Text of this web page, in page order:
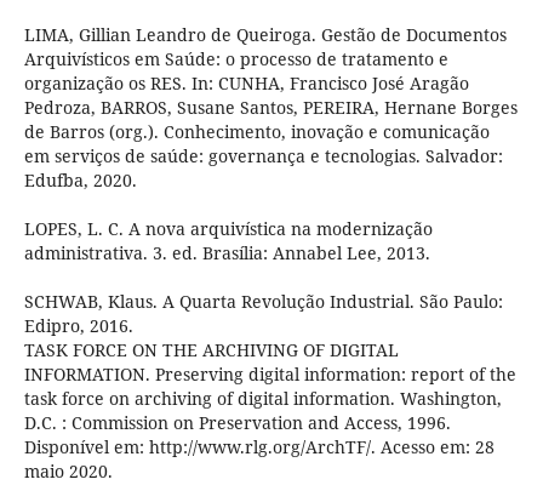
LIMA, Gillian Leandro de Queiroga. Gestão de Documentos
Arquivísticos em Saúde: o processo de tratamento e
organização os RES. In: CUNHA, Francisco José Aragão
Pedroza, BARROS, Susane Santos, PEREIRA, Hernane Borges
de Barros (org.). Conhecimento, inovação e comunicação
em serviços de saúde: governança e tecnologias. Salvador:
Edufba, 2020.
LOPES, L. C. A nova arquivística na modernização
administrativa. 3. ed. Brasília: Annabel Lee, 2013.
SCHWAB, Klaus. A Quarta Revolução Industrial. São Paulo:
Edipro, 2016.
TASK FORCE ON THE ARCHIVING OF DIGITAL
INFORMATION. Preserving digital information: report of the
task force on archiving of digital information. Washington,
D.C. : Commission on Preservation and Access, 1996.
Disponível em: http://www.rlg.org/ArchTF/. Acesso em: 28
maio 2020.